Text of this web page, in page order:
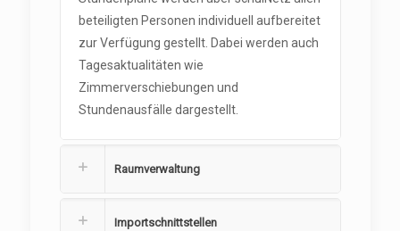
beteiligten Personen individuell aufbereitet
zur Verfügung gestellt. Dabei werden auch
Tagesaktualitäten wie
Zimmerverschiebungen und
Stundenausfälle dargestellt.
Raumverwaltung
Importschnittstellen